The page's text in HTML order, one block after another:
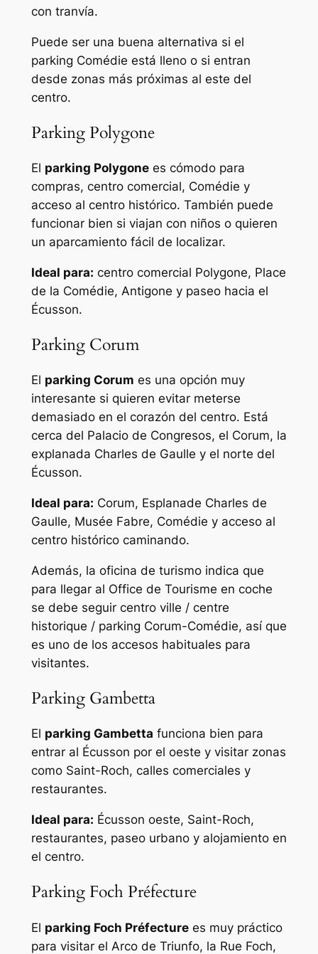
con tranvía.
Puede ser una buena alternativa si el
parking Comédie está lleno o si entran
desde zonas más próximas al este del
centro.
Parking Polygone
El parking Polygonees cómodo para
compras, centro comercial, Comédie y
acceso al centro histórico. También puede
funcionar bien si viajan con niños o quieren
un aparcamiento fácil de localizar.
Ideal para: centro comercial Polygone, Place
de la Comédie, Antigone y paseo hacia el
Écusson.
Parking Corum
El parking Corum es una opción muy
interesante si quieren evitar meterse
demasiado en el corazón del centro. Está
cerca del Palacio de Congresos, el Corum, la
explanada Charles de Gaulle y el norte del
Écusson.
Ideal para: Corum, Esplanade Charles de
Gaulle, Musée Fabre, Comédie y acceso al
centro histórico caminando.
Además, la oficina de turismo indica que
para llegar al Office de Tourisme en coche
se debe seguir centro ville / centre
historique / parking Corum-Comédie, así que
es uno de los accesos habituales para
visitantes.
Parking Gambetta
El parking Gambetta funciona bien para
entrar al Écusson por el oeste y visitar zonas
como Saint-Roch, calles comerciales y
restaurantes.
Ideal para: Écusson oeste, Saint-Roch,
restaurantes, paseo urbano y alojamiento en
el centro.
Parking Foch Préfecture
El parking Foch Préfecturees muy práctico
para visitar el Arco de Triunfo, la Rue Foch,